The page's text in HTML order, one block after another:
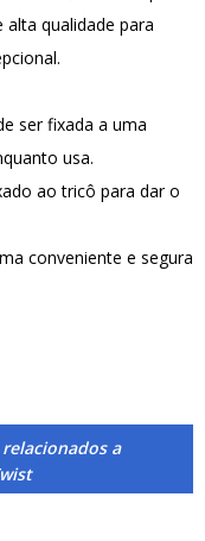
qualidade para
ser fixada a uma
usa.
ao tricô para dar o
conveniente e segura
a